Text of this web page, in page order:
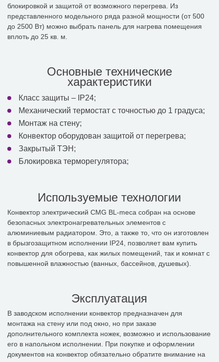
блокировкой и защитой от возможного перегрева. Из
представленного модельного ряда разной мощности (от 500
до 2500 Вт) можно выбрать панель для нагрева помещения
вплоть до 25 кв. м.
Основные технические
характеристики
Класс защиты – IP24;
Механический термостат с точностью до 1 градуса;
Монтаж на стену;
Конвектор оборудован защитой от перегрева;
Закрытый ТЭН;
Блокировка терморегулятора;
Используемые технологии
Конвектор электрический CMG BL-meca собран на основе
безопасных электронагревательных элементов с
алюминиевым радиатором. Это, а также то, что он изготовлен
в брызгозащитном исполнении IP24, позволяет вам купить
конвектор для обогрева, как жилых помещений, так и комнат с
повышенной влажностью (ванных, бассейнов, душевых).
Эксплуатация
В заводском исполнении конвектор предназначен для
монтажа на стену или под окно, но при заказе
дополнительного комплекта ножек, возможно и использование
его в напольном исполнении. При покупке и оформлении
документов на конвектор обязательно обратите внимание на